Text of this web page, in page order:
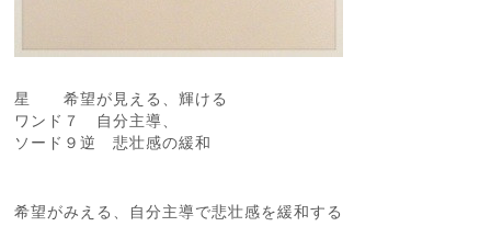
星 希望が見える、輝ける
ワンド７ 自分主導、
ソード９逆 悲壮感の緩和
希望がみえる、自分主導で悲壮感を緩和する